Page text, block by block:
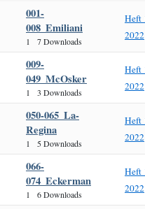
001-
008_Emiliani
1 7 Downloads
Heft
2022
009-
049_McOsker
1 3 Downloads
Heft
2022
050-065_La-
Regina
1 5 Downloads
Heft
2022
066-
074_Eckerman
1 6 Downloads
Heft
2022